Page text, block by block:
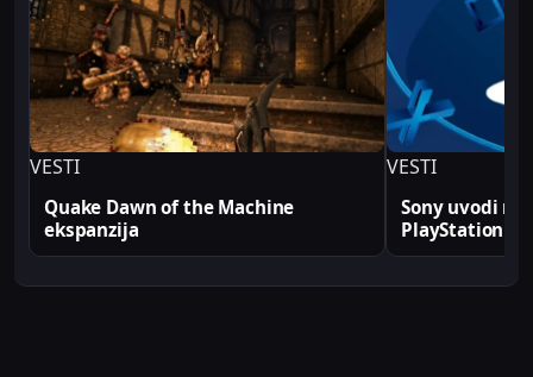
na Sajber Sfera portalu zasnovane su na realnim
produkcionim implementacijama.
VESTI
Quake Dawn of the Machine
ekspanzija
VESTI
Sony uvodi
PlayStation